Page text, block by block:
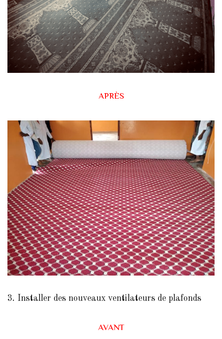
APRÈS
3. Installer des nouveaux ventilateurs de plafonds
AVANT